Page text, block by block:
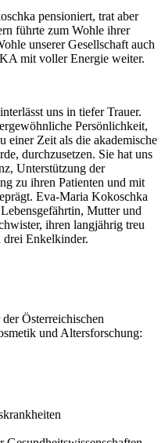
pensioniert, trat aber
führte zum Wohle ihrer
unserer Gesellschaft auch
mit voller Energie weiter.
uns in tiefer Trauer.
Persönlichkeit,
einer Zeit als die akademische
durchzusetzen. Sie hat uns
Unterstützung der
zu ihren Patienten und mit
Eva-Maria Kokoschka
Mutter und
ihren langjährig treu
drei Enkelkinder.
Österreichischen
und Altersforschung: